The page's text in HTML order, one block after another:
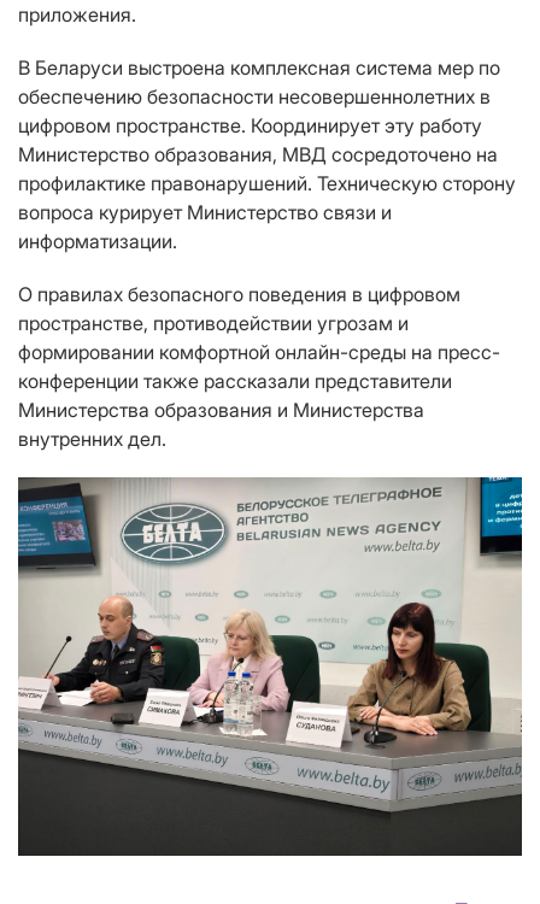
приложения.
В Беларуси выстроена комплексная система мер по
обеспечению безопасности несовершеннолетних в
цифровом пространстве. Координирует эту работу
Министерство образования, МВД сосредоточено на
профилактике правонарушений. Техническую сторону
вопроса курирует Министерство связи и
информатизации.
О правилах безопасного поведения в цифровом
пространстве, противодействии угрозам и
формировании комфортной онлайн-среды на пресс-
конференции также рассказали представители
Министерства образования и Министерства
внутренних дел.